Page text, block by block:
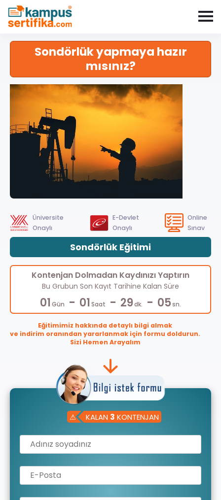
Sondörlük yapmaya hazır
mısınız?
Üniversite
Onaylı
E-Devlet
Onaylı
Online
Sınav
Sondörlük Eğitimi
Kontenjan Dolmadan Kaydınızı Yaptırın
Bu Grubun Son Kayıt Tarihine Kalan Süre
01 Gün - 01 Saat - 29dk. - 05sn.
Eğitimimiz hakkında detaylı bilgi almak
ve indirim oranından yararlanmak için formu doldurun.
Sizi Hemen Arayalım
⚠ KALAN 3 KONTENJAN